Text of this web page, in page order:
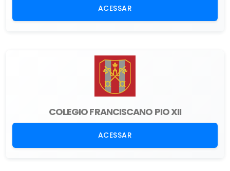
ACESSAR
COLEGIO FRANCISCANO PIO XII
ACESSAR